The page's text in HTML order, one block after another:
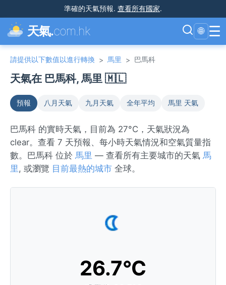
準確的天氣預報. 查看所有國家.
天氣.com.hk 🌐 ☰
請提供以下數值以進行轉換 > 馬里 > 巴馬科
天氣在 巴馬科, 馬里 🇲🇱
預報 八月天氣 九月天氣 全年平均 馬里 天氣
巴馬科 的實時天氣，目前為 27°C，天氣狀況為
clear。查看 7 天預報、每小時天氣情況和空氣質量指
數。巴馬科 位於 馬里 — 查看所有主要城市的天氣 馬
里, 或瀏覽 目前最熱的城市 全球。
26.7°C